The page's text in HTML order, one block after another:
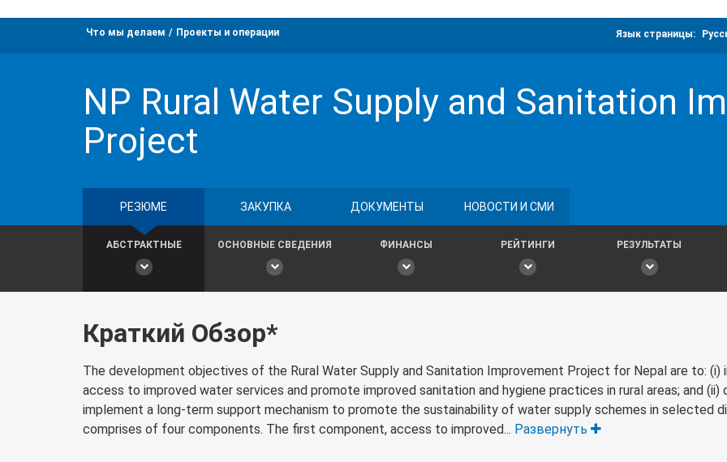
Что мы делаем Проекты и операции Язык страницы:
NP Rural Water Supply and Sanitation
Project
РЕЗЮМЕ ЗАКУПКА ДОКУМЕНТЫ НОВОСТИ И СМИ
АБСТРАКТНЫЕ ОСНОВНЫЕ СВЕДЕНИЯ ФИНАНСЫ РЕЙТИНГИ РЕЗУЛЬТАТЫ
Краткий Обзор*
The development objectives of the Rural Water Supply and Sanitation Improvement Project for Nepal are to: (i)
access to improved water services and promote improved sanitation and hygiene practices in rural areas; and (ii)
implement a long-term support mechanism to promote the sustainability of water supply schemes in selected
comprises of four components. The first component, access to improved... Развернуть